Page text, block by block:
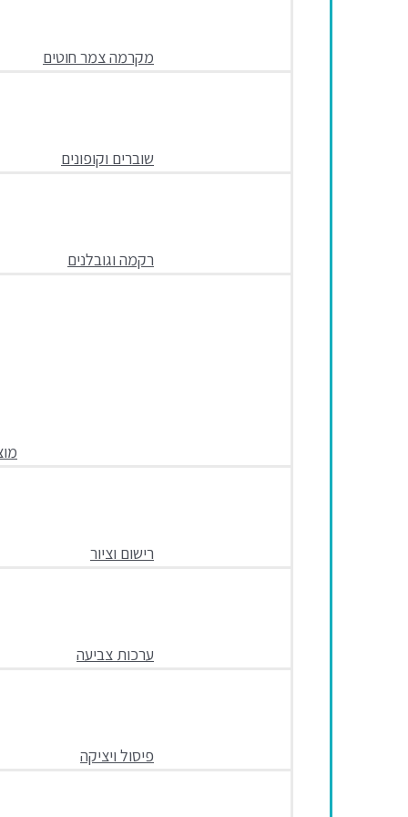
מקרמה צמר חוטים
שוברים וקופונים
רקמה וגובלנים
רישום וציור
ערכות צביעה
פיסול ויציקה